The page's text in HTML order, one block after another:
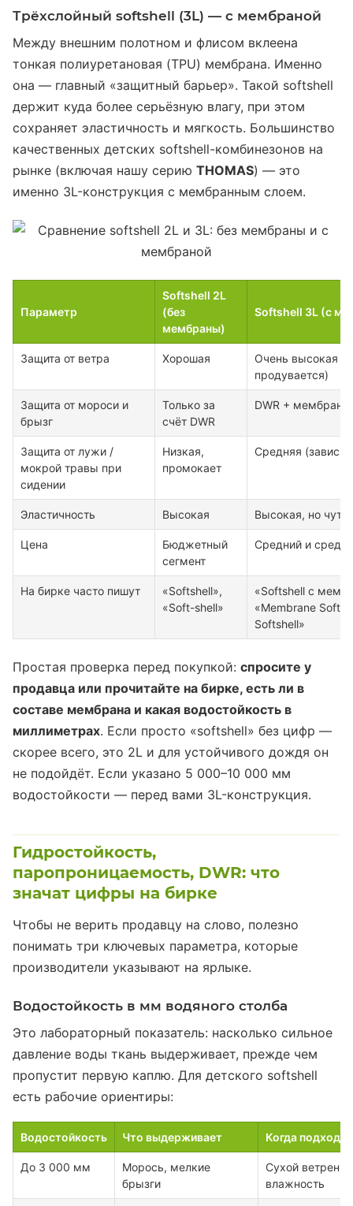
Трёхслойный softshell (3L) — с мембраной
Между внешним полотном и флисом вклеена
тонкая полиуретановая (TPU) мембрана. Именно
она — главный «защитный барьер». Такой softshell
держит куда более серьёзную влагу, при этом
сохраняет эластичность и мягкость. Большинство
качественных детских softshell-комбинезонов на
рынке (включая нашу серию THOMAS) — это
именно 3L-конструкция с мембранным слоем.
Параметр
Softshell 2L
(без
мембраны)
Softshell 3L (с
Защита от ветра Хорошая
Очень высокая
продувается)
Защита от мороси и
брызг
Только за
счёт DWR
DWR + мембрана
Защита от лужи /
мокрой травы при
сидении
Низкая,
промокает
Средняя
Эластичность Высокая Высокая, но чуть
Цена
Бюджетный
сегмент
Средний и
На бирке часто пишут
«Softshell»,
«Soft-shell»
«Softshell с
«Membrane
Softshell»
Простая проверка перед покупкой: спросите у
продавца или прочитайте на бирке, есть ли в
составе мембрана и какая водостойкость в
миллиметрах. Если просто «softshell» без цифр —
скорее всего, это 2L и для устойчивого дождя он
не подойдёт. Если указано 5 000–10 000 мм
водостойкости — перед вами 3L-конструкция.
Гидростойкость,
паропроницаемость, DWR: что
значат цифры на бирке
Чтобы не верить продавцу на слово, полезно
понимать три ключевых параметра, которые
производители указывают на ярлыке.
Водостойкость в мм водяного столба
Это лабораторный показатель: насколько сильное
давление воды ткань выдерживает, прежде чем
пропустит первую каплю. Для детского softshell
есть рабочие ориентиры:
Водостойкость Что выдерживает Когда подходит
До 3 000 мм
Морось, мелкие
брызги
Сухой
влажность